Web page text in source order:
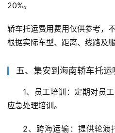
20%。
轿车托运费用费用仅供参考，
根据实际车型、距离、线路及
五、集安到海南轿车托
1、员工培训：定期对员
应急处理培训。
2、跨海运输：提供轮渡